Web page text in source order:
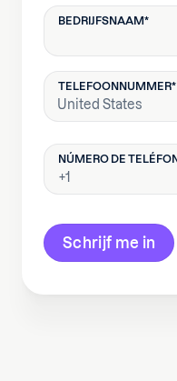
BEDRIJFSNAAM*
TELEFOONNUMMER*